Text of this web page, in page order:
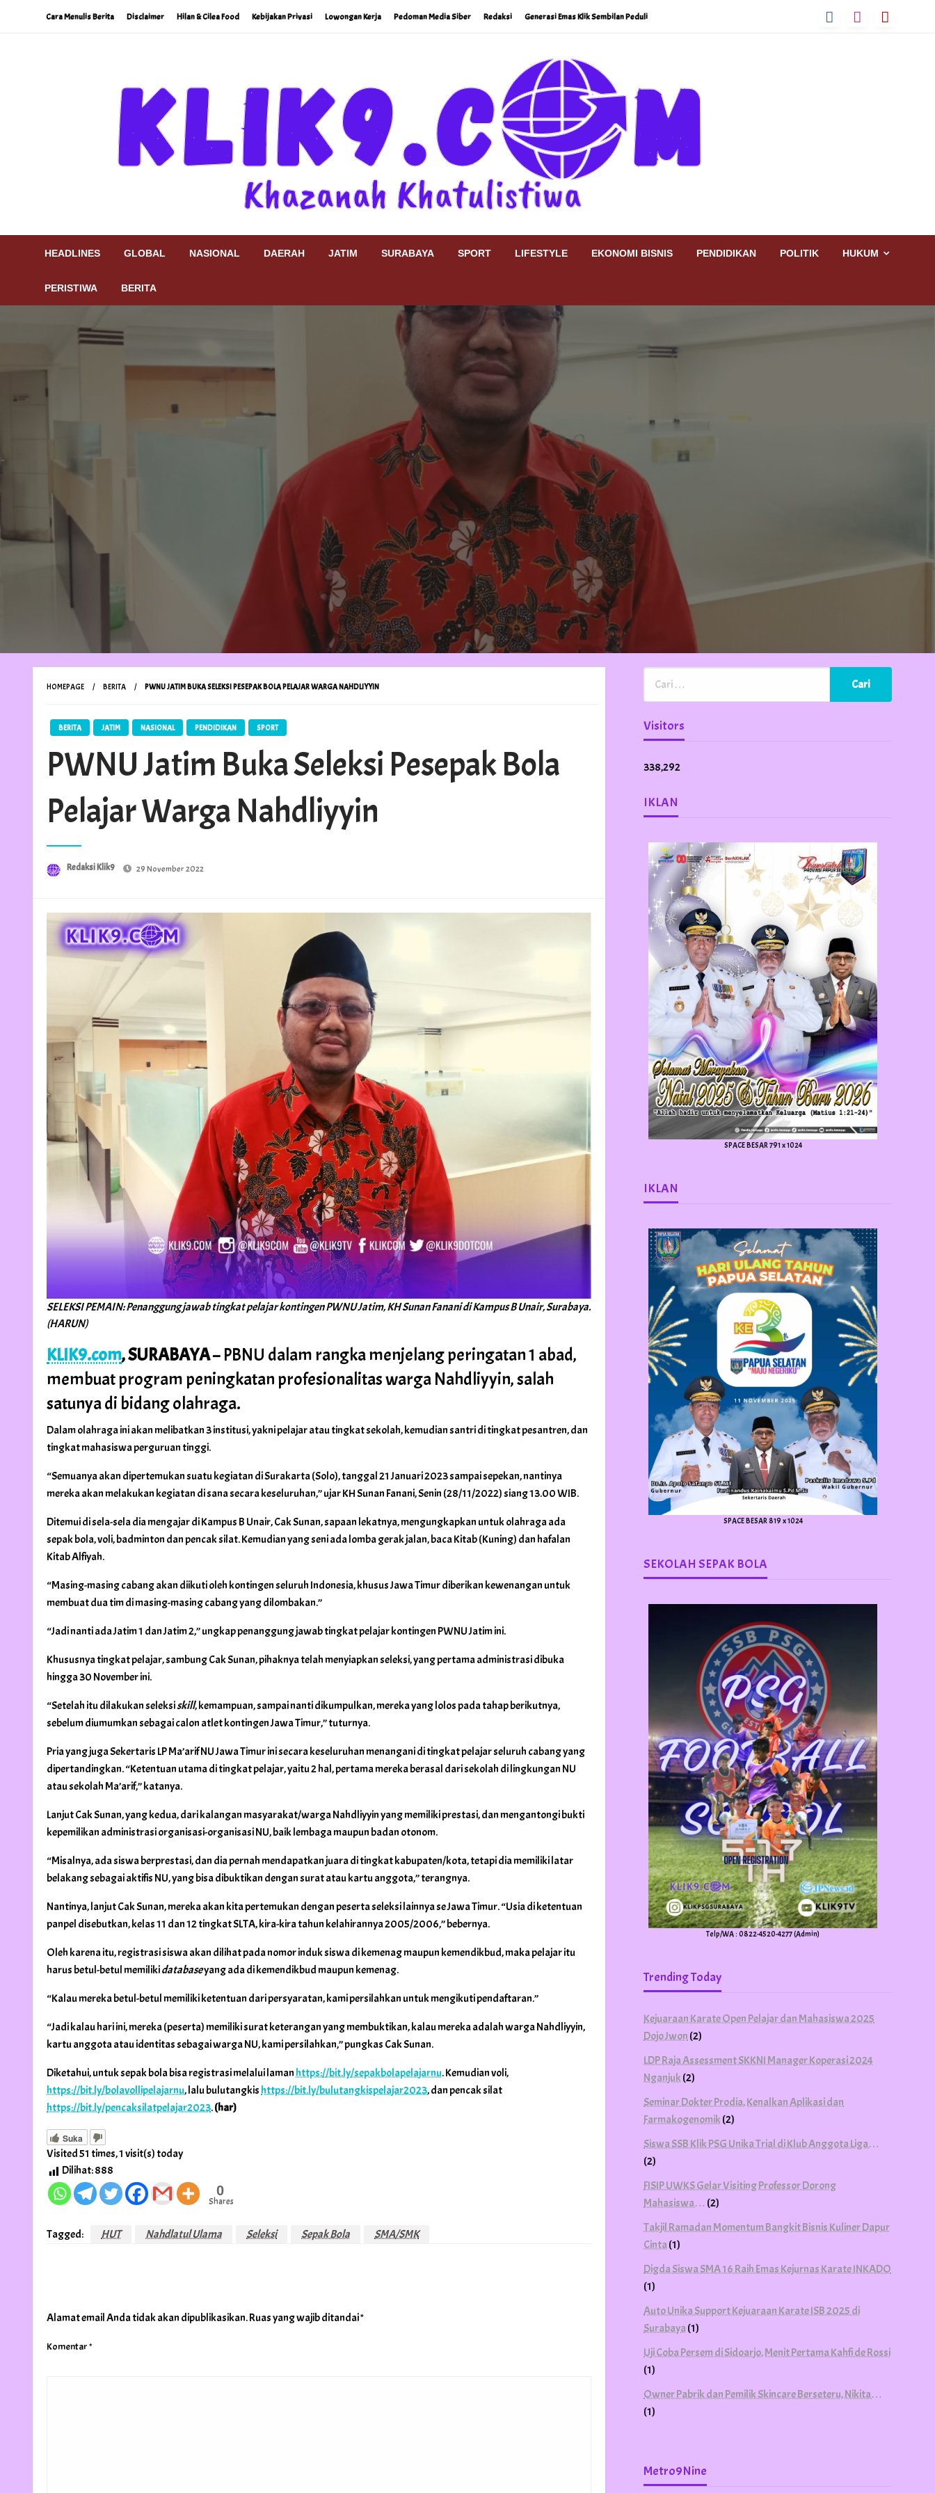
Cara Menulis Berita Disclaimer Hilan & Cilea Food Kebijakan Privasi Lowongan Kerja Pedoman Media Siber Redaksi Generasi Emas Klik Sembilan Peduli
Klik9Nine
HEADLINES GLOBAL NASIONAL DAERAH JATIM SURABAYA SPORT LIFESTYLE EKONOMI BISNIS PENDIDIKAN POLITIK HUKUM
PERISTIWA BERITA
HOMEPAGE BERITA PWNU JATIM BUKA SELEKSI PESEPAK BOLA PELAJAR WARGA NAHDLIYYIN
BERITA JATIM NASIONAL PENDIDIKAN SPORT
PWNU Jatim Buka Seleksi Pesepak Bola
Pelajar Warga Nahdliyyin
Redaksi Klik9
Posted
29 November 2022
SELEKSI PEMAIN: Penanggung jawab tingkat pelajar kontingen PWNU Jatim, KH Sunan Fanani di Kampus B Unair, Surabaya.
(HARUN)
KLIK9.com, SURABAYA– PBNU dalam rangka menjelang peringatan 1 abad,
membuat program peningkatan profesionalitas warga Nahdliyyin, salah
satunya di bidang olahraga.
Dalam olahraga ini akan melibatkan 3 institusi, yakni pelajar atau tingkat sekolah, kemudian santri di tingkat pesantren, dan
tingkat mahasiswa perguruan tinggi.
“Semuanya akan dipertemukan suatu kegiatan di Surakarta (Solo), tanggal 21 Januari 2023 sampai sepekan, nantinya
mereka akan melakukan kegiatan di sana secara keseluruhan,” ujar KH Sunan Fanani, Senin (28/11/2022) siang 13.00 WIB.
Ditemui di sela-sela dia mengajar di Kampus B Unair, Cak Sunan, sapaan lekatnya, mengungkapkan untuk olahraga ada
sepak bola, voli, badminton dan pencak silat. Kemudian yang seni ada lomba gerak jalan, baca Kitab (Kuning) dan hafalan
Kitab Alfiyah.
“Masing-masing cabang akan diikuti oleh kontingen seluruh Indonesia, khusus Jawa Timur diberikan kewenangan untuk
membuat dua tim di masing-masing cabang yang dilombakan.”
“Jadi nanti ada Jatim 1 dan Jatim 2,” ungkap penanggung jawab tingkat pelajar kontingen PWNU Jatim ini.
Khususnya tingkat pelajar, sambung Cak Sunan, pihaknya telah menyiapkan seleksi, yang pertama administrasi dibuka
hingga 30 November ini.
“Setelah itu dilakukan seleksiskill, kemampuan, sampai nanti dikumpulkan, mereka yang lolos pada tahap berikutnya,
sebelum diumumkan sebagai calon atlet kontingen Jawa Timur,” tuturnya.
Pria yang juga Sekertaris LP Ma’arif NU Jawa Timur ini secara keseluruhan menangani di tingkat pelajar seluruh cabang yang
dipertandingkan. “Ketentuan utama di tingkat pelajar, yaitu 2 hal, pertama mereka berasal dari sekolah di lingkungan NU
atau sekolah Ma’arif,” katanya.
Lanjut Cak Sunan, yang kedua, dari kalangan masyarakat/warga Nahdliyyin yang memiliki prestasi, dan mengantongi bukti
kepemilikan administrasi organisasi-organisasi NU, baik lembaga maupun badan otonom.
“Misalnya, ada siswa berprestasi, dan dia pernah mendapatkan juara di tingkat kabupaten/kota, tetapi dia memiliki latar
belakang sebagai aktifis NU, yang bisa dibuktikan dengan surat atau kartu anggota,” terangnya.
Nantinya, lanjut Cak Sunan, mereka akan kita pertemukan dengan peserta seleksi lainnya se Jawa Timur. “Usia di ketentuan
panpel disebutkan, kelas 11 dan 12 tingkat SLTA, kira-kira tahun kelahirannya 2005/2006,” bebernya.
Oleh karena itu, registrasi siswa akan dilihat pada nomor induk siswa di kemenag maupun kemendikbud, maka pelajar itu
harus betul-betul memilikidatabaseyang ada di kemendikbud maupun kemenag.
“Kalau mereka betul-betul memiliki ketentuan dari persyaratan, kami persilahkan untuk mengikuti pendaftaran.”
“Jadi kalau hari ini, mereka (peserta) memiliki surat keterangan yang membuktikan, kalau mereka adalah warga Nahdliyyin,
kartu anggota atau identitas sebagai warga NU, kami persilahkan,” pungkas Cak Sunan.
Diketahui, untuk sepak bola bisa registrasi melalui laman https://bit.ly/sepakbolapelajarnu. Kemudian voli,
https://bit.ly/bolavollipelajarnu, lalu bulutangkis https://bit.ly/bulutangkispelajar2023, dan pencak silat
https://bit.ly/pencaksilatpelajar2023.(har)
Suka
Visited 51 times, 1 visit(s) today
Dilihat:888
0
Shares
Tagged: HUT Nahdlatul Ulama Seleksi Sepak Bola SMA/SMK
Alamat email Anda tidak akan dipublikasikan.Ruas yang wajib ditandai*
Komentar*
Visitors
338,292
IKLAN
SPACE BESAR 791 x 1024
IKLAN
SPACE BESAR 819 x 1024
SEKOLAH SEPAK BOLA
Telp/WA : 0822-4520-4277 (Admin)
Trending Today
Kejuaraan Karate Open Pelajar dan Mahasiswa 2025
Dojo Jwon(2)
LDP Raja Assessment SKKNI Manager Koperasi 2024
Nganjuk (2)
Seminar Dokter Prodia, Kenalkan Aplikasi dan
Farmakogenomik (2)
Siswa SSB Klik PSG Unika Trial di Klub Anggota Liga…
(2)
FISIP UWKS Gelar Visiting Professor Dorong
Mahasiswa… (2)
Takjil Ramadan Momentum Bangkit Bisnis Kuliner Dapur
Cinta(1)
Digda Siswa SMA 16 Raih Emas Kejurnas Karate INKADO
(1)
Auto Unika Support Kejuaraan Karate ISB 2025 di
Surabaya(1)
Uji Coba Persem di Sidoarjo, Menit Pertama Kahfi de Rossi
(1)
Owner Pabrik dan Pemilik Skincare Berseteru, Nikita…
(1)
Metro9Nine